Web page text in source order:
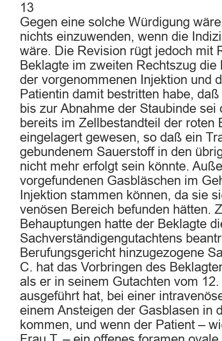
13
Gegen eine solche Würdigung
nichts einzuwenden, wenn die
wäre. Die Revision rügt jedoch mit
Beklagte im zweiten Rechtszug
der vorgenommenen Injektion und
Patientin damit bestritten habe,
bis zur Abnahme der Staubinde sei
bereits im Zellbestandteil der roten
eingelagert gewesen, so daß ein
gebundenem Sauerstoff in den
nicht mehr erfolgt sein könnte.
vorgefundenen Gasbläschen im
Injektion stammen können, da sie
venösen Bereich befunden hätten.
Behauptungen hatte der Beklagte
Sachverständigengutachtens
Berufungsgericht hinzugezogene
C. hat das Vorbringen des
als er in seinem Gutachten vom
ausgeführt hat, bei einer
einem Ansteigen der Gasblasen in
kommen, und wenn der Patient –